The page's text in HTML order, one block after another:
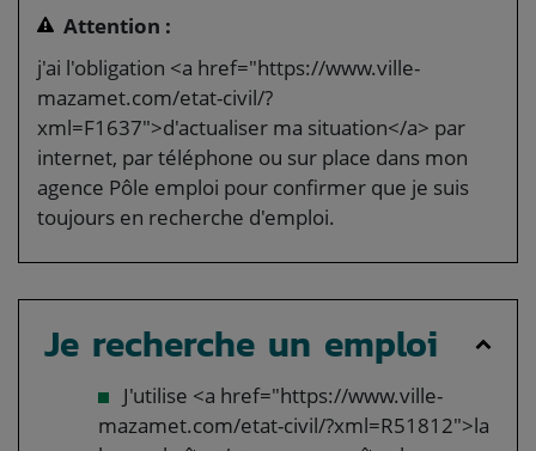
Attention :
j'ai l'obligation <a href="https://www.ville-
mazamet.com/etat-civil/?
xml=F1637">d'actualiser ma situation</a> par
internet, par téléphone ou sur place dans mon
agence Pôle emploi pour confirmer que je suis
toujours en recherche d'emploi.
Je recherche un emploi
J'utilise <a href="https://www.ville-
mazamet.com/etat-civil/?xml=R51812">la